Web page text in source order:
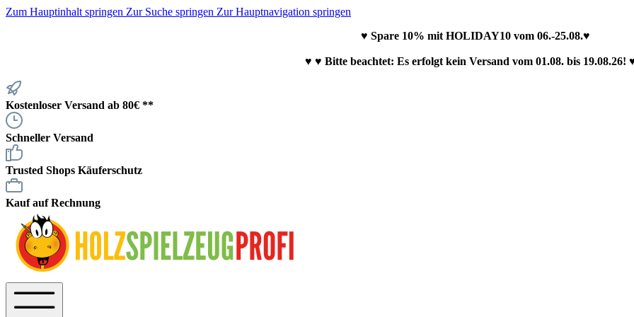
Zum Hauptinhalt springen Zur Suche springen Zur Hauptnavigation springen
♥ Spare 10% mit HOLIDAY10 vom 06.-25.08.♥
♥ ♥ Bitte beachtet: Es erfolgt kein Versand vom 01.08. bis 19.08.26!
Kostenloser Versand ab 80€ **
Schneller Versand
Trusted Shops Käuferschutz
Kauf auf Rechnung